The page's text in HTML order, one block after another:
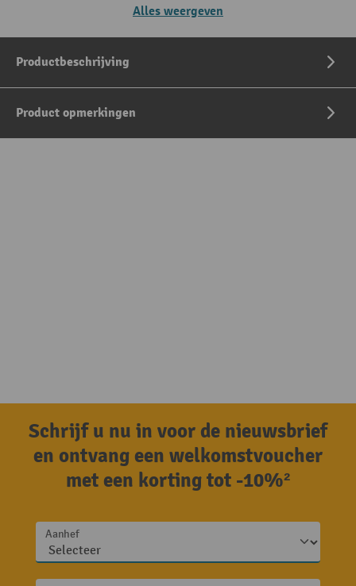
Alles weergeven
Productbeschrijving
Product opmerkingen
Schrijf u nu in voor de nieuwsbrief
en ontvang een welkomstvoucher
met een korting tot -10%²
Aanhef